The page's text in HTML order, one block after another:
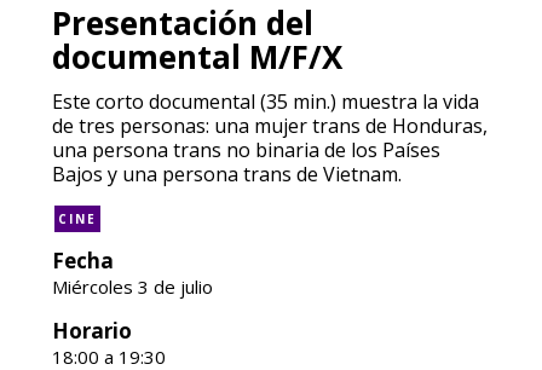
Presentación del
documental M/F/X
Este corto documental (35 min.) muestra la vida
de tres personas: una mujer trans de Honduras,
una persona trans no binaria de los Países
Bajos y una persona trans de Vietnam.
CINE
Fecha
Miércoles 3 de julio
Horario
18:00 a 19:30